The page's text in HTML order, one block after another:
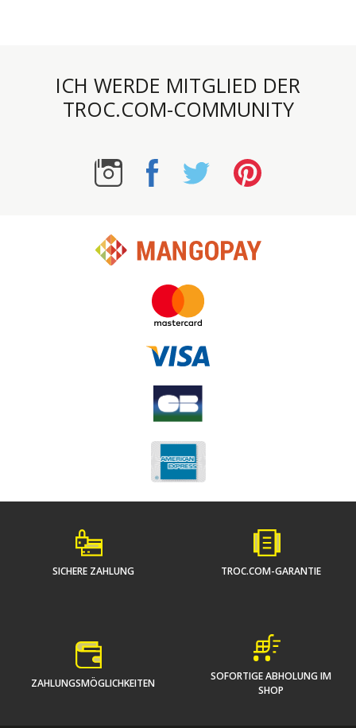
ICH WERDE MITGLIED DER
TROC.COM-COMMUNITY
SICHERE ZAHLUNG TROC.COM-GARANTIE
ZAHLUNGSMÖGLICHKEITEN
SOFORTIGE ABHOLUNG IM
SHOP